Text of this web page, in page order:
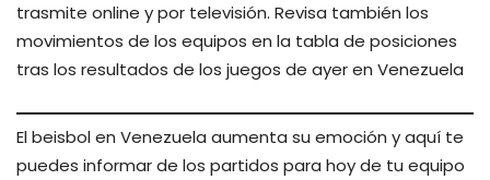
trasmite online y por televisión. Revisa también los
movimientos de los equipos en la tabla de posiciones
tras los resultados de los juegos de ayer en Venezuela
El beisbol en Venezuela aumenta su emoción y aquí te
puedes informar de los partidos para hoy de tu equipo